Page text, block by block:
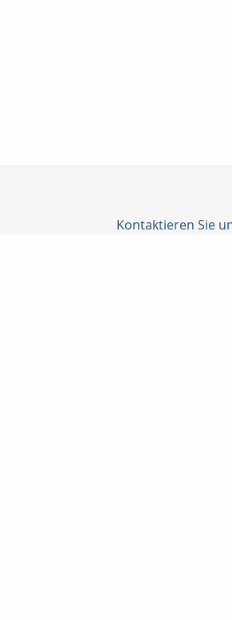
Kontaktieren Sie